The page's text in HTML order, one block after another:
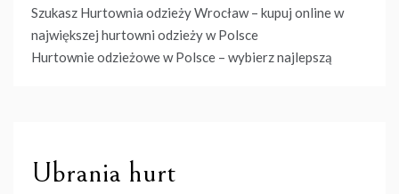
Szukasz Hurtownia odzieży Wrocław – kupuj online w
największej hurtowni odzieży w Polsce
Hurtownie odzieżowe w Polsce – wybierz najlepszą
Ubrania hurt